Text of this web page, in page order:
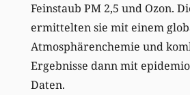
Feinstaub PM 2,5 und Ozon.
ermittelten sie mit einem
Atmosphärenchemie und
Ergebnisse dann mit
Daten.